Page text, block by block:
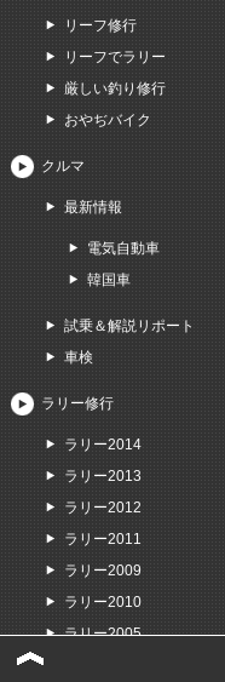
リーフ修行
リーフでラリー
厳しい釣り修行
おやぢバイク
クルマ
最新情報
電気自動車
韓国車
試乗＆解説リポート
車検
ラリー修行
ラリー2014
ラリー2013
ラリー2012
ラリー2011
ラリー2009
ラリー2010
ラリー2005